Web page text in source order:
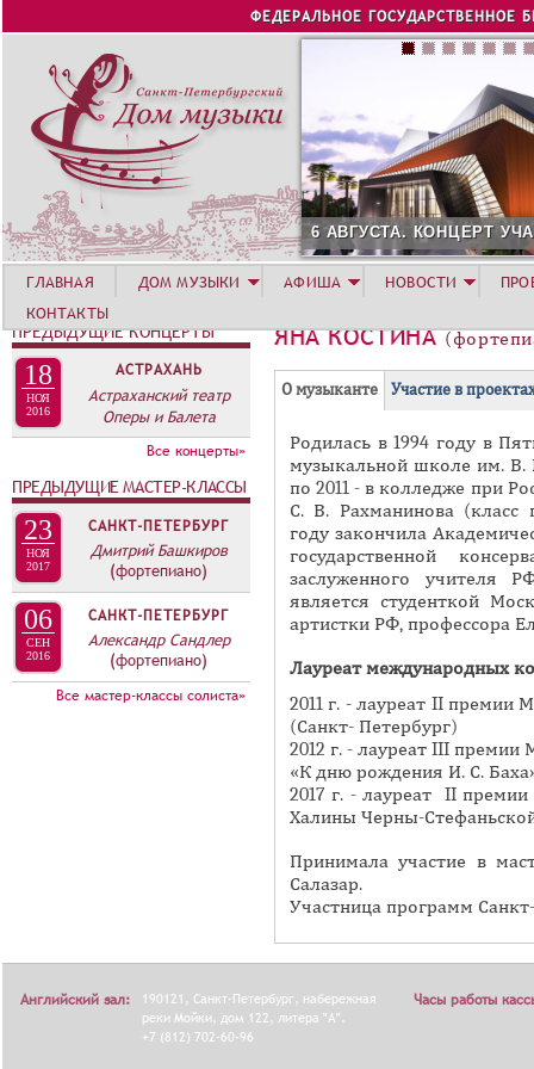
Jump to navigation
ФЕДЕРАЛЬНОЕ ГОСУДАРСТВЕННОЕ
6 АВГУСТА. КОНЦЕРТ
ЯНА КОСТИНА
Г
П
Л
Д
И
Л
Н
Т
О музыканте(
а
к
т
и
в
н
а
я
к
л
а
д
к
а
Участие в
Родилась в 1994 году в
музыкальной школе им. В.
по 2011 - в колледже при
С. В. Рахманинова (класс
году закончила
государственной
заслуженного учителя
является студенткой
артистки РФ, профессора
Лауреат международных
2011 г. - лауреат II
(Санкт- Петербург)
2012 г. - лауреат III
«К дню рождения И. С.
2017 г. - лауреат II
Халины Черны-
Принимала участие в
Салазар.
Участница программ
ГЛАВНАЯ ДОМ МУЗЫКИ АФИША НОВОСТИ
КОНТАКТЫ
ПРЕДЫДУЩИЕ КОНЦЕРТЫ
18
НОЯ
2016
АСТРАХАНЬ
Астраханский театр
Оперы и Балета
Все концерты»
ПРЕДЫДУЩИЕ МАСТЕР-КЛАССЫ
23
НОЯ
2017
САНКТ-ПЕТЕРБУРГ
Дмитрий Башкиров
(фортепиано)
06
СЕН
2016
САНКТ-ПЕТЕРБУРГ
Александр Сандлер
(фортепиано)
Все мастер-классы солиста»
Английский зал:
190121, Санкт-Петербург, набережная
реки Мойки, дом 122, литера "А".
+7 (812) 702-60-96
Часы работы